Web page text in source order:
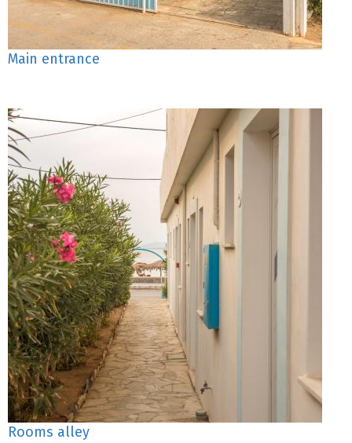
Main entrance
Rooms alley